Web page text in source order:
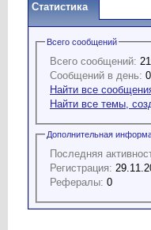
Статистика
Всего сообщений
Всего сообщений:
Сообщений в день:
Найти все
Найти все темы,
Дополнительная
Последняя
Регистрация:
Рефералы: 0